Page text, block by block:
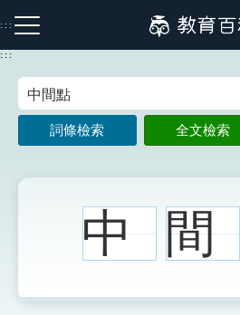
到
主
:::
注音索引圖示 筆畫索引圖示
:::
詞條檢索 全文檢索
中 間